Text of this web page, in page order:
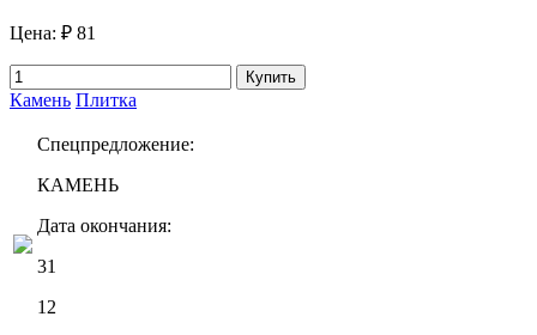
Цена: ₽ 81
Купить
Камень Плитка
Спецпредложение:
КАМЕНЬ
Дата окончания:
31
12